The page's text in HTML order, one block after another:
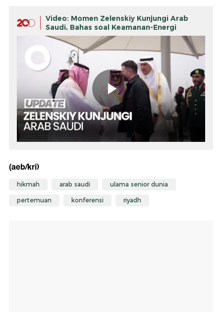
Video: Momen Zelenskiy Kunjungi Arab
Saudi, Bahas soal Keamanan-Energi
(aeb/kri)
hikmah arab saudi ulama senior dunia
pertemuan konferensi riyadh